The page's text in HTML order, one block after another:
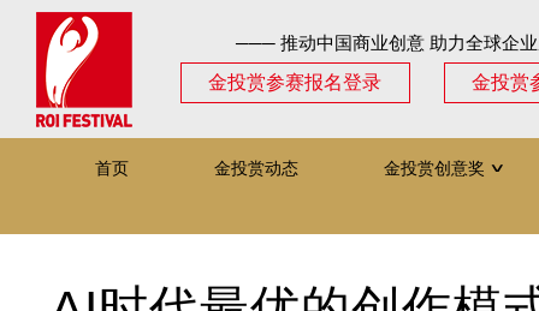
─── 推动中国商业创意 助力全球企
金投赏参赛报名登录
金投赏
首页 金投赏动态 金投赏创意奖 ∨